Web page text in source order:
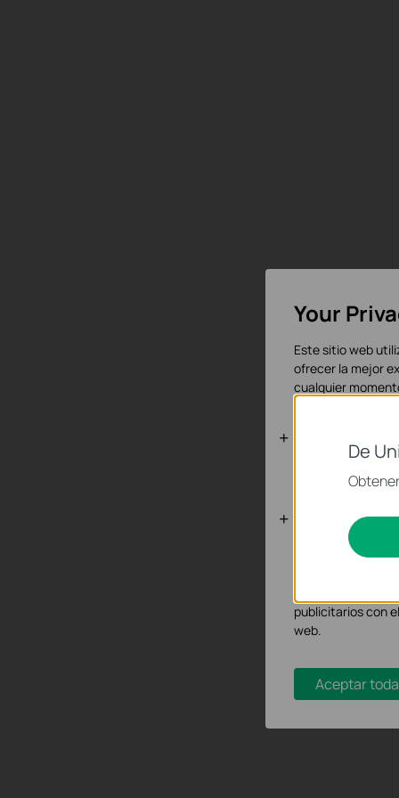
De
Your
Este sitio web
ofrecer la mejor
cualquier
Cookies
Las cookies de
publicitarios con
web.
Aceptar